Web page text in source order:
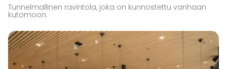
Tunnelmallinen ravintola, joka on kunnostettu vanhaan
kutomoon.